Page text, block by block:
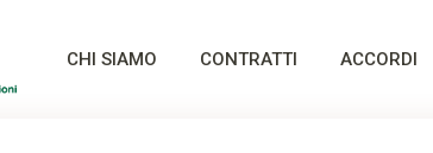
CHI SIAMO CONTRATTI ACCORDI